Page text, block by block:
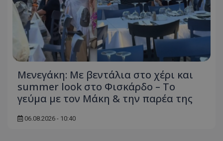
Μενεγάκη: Με βεντάλια στο χέρι και
summer look στο Φισκάρδο – Το
γεύμα με τον Μάκη & την παρέα της
06.08.2026 - 10:40